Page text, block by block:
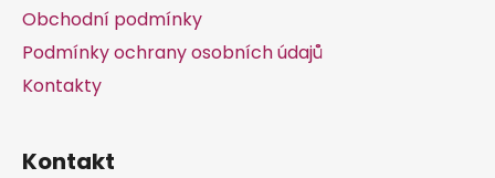
Obchodní podmínky
Podmínky ochrany osobních údajů
Kontakty
Kontakt